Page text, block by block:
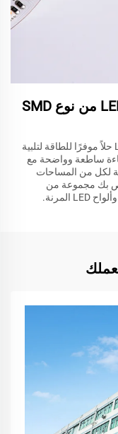
إضاءة موفرة للطاقة مع شرائح LED من نوع SMD
توفر شرائط LED من نوع SMD من LUMIMORE حلاً موفرًا للطاقة لتلبية
ساطعة وواضحة مع
لكل من المساحات
بك مجموعة من